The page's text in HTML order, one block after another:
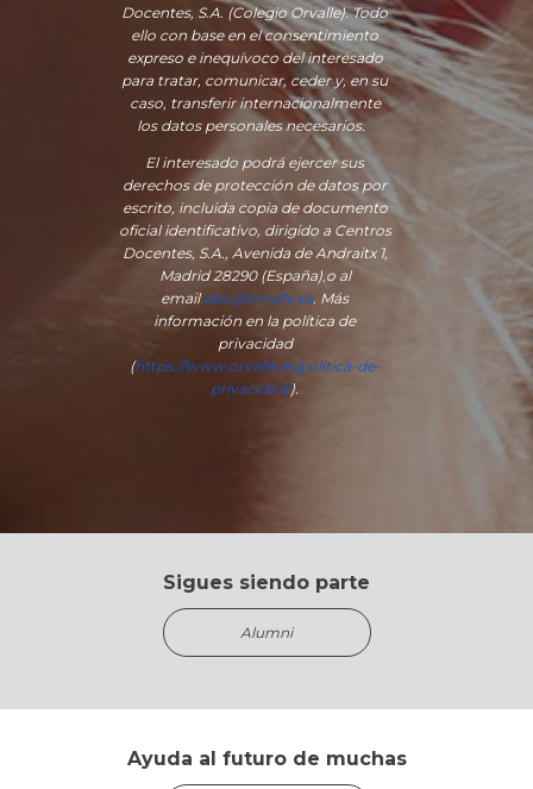
Docentes, S.A. (Colegio Orvalle). Todo
ello con base en el consentimiento
expreso e inequívoco del interesado
para tratar, comunicar, ceder y, en su
caso, transferir internacionalmente
los datos personales necesarios.
El interesado podrá ejercer sus
derechos de protección de datos por
escrito, incluida copia de documento
oficial identificativo, dirigido a Centros
Docentes, S.A., Avenida de Andraitx 1,
Madrid 28290 (España), o al
emaildpo@orvalle.es. Más
información en la política de
privacidad
(https://www.orvalle.es/politica-de-
privacidad/).
Sigues siendo parte
Alumni
Ayuda al futuro de muchas